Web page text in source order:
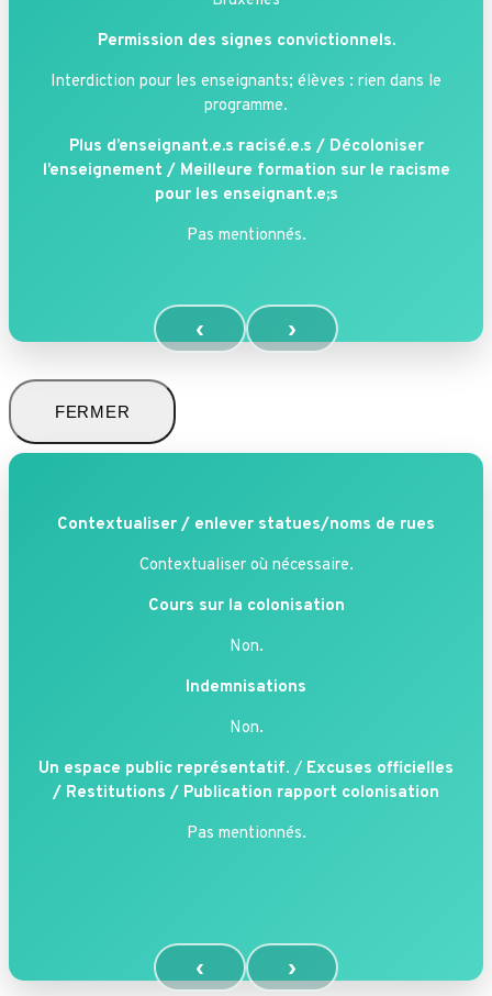
Permission des signes convictionnels.
Interdiction pour les enseignants; élèves : rien dans le
programme.
Plus d’enseignant.e.s racisé.e.s / Décoloniser
l’enseignement / Meilleure formation sur le racisme
pour les enseignant.e;s
Pas mentionnés.
‹ ›
FERMER
Contextualiser / enlever statues/noms de rues
Contextualiser où nécessaire.
Cours sur la colonisation
Non.
Indemnisations
Non.
Un espace public représentatif. / Excuses officielles
/ Restitutions / Publication rapport colonisation
Pas mentionnés.
‹ ›